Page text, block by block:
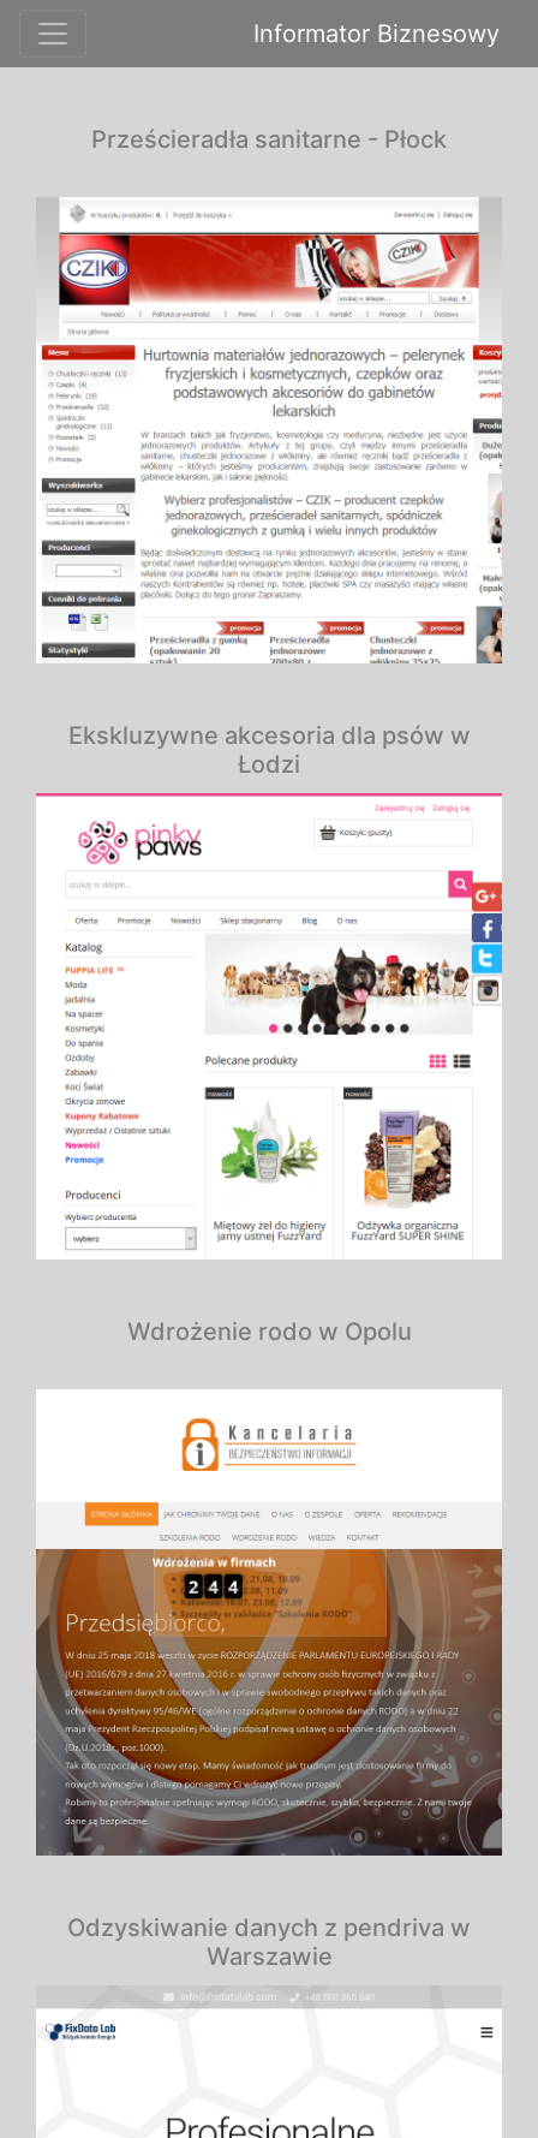
Informator Biznesowy
Prześcieradła sanitarne - Płock
Ekskluzywne akcesoria dla psów w
Łodzi
Wdrożenie rodo w Opolu
Odzyskiwanie danych z pendriva w
Warszawie